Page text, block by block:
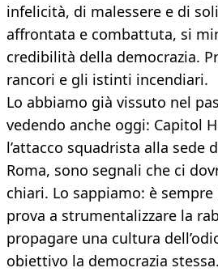
infelicità, di malessere e di
affrontata e combattuta, si
credibilità della democrazia.
rancori e gli istinti incendiari.
Lo abbiamo già vissuto nel
vedendo anche oggi: Capitol
l’attacco squadrista alla sede
Roma, sono segnali che ci
chiari. Lo sappiamo: è
prova a strumentalizzare la
propagare una cultura
obiettivo la democrazia